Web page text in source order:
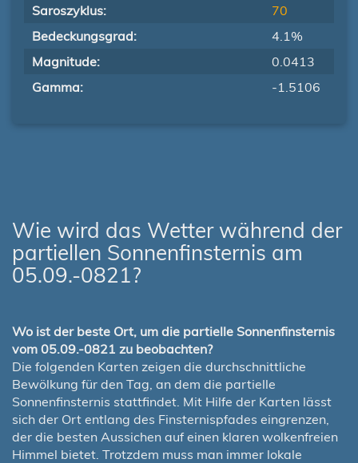
Saroszyklus:
70
Bedeckungsgrad:
4.1%
Magnitude:
0.0413
Gamma:
-1.5106
Wie wird das Wetter während der
partiellen Sonnenfinsternis am
05.09.-0821?
Wo ist der beste Ort, um die partielle Sonnenfinsternis
vom 05.09.-0821 zu beobachten?
Die folgenden Karten zeigen die durchschnittliche
Bewölkung für den Tag, an dem die partielle
Sonnenfinsternis stattfindet. Mit Hilfe der Karten lässt
sich der Ort entlang des Finsternispfades eingrenzen,
der die besten Aussichen auf einen klaren wolkenfreien
Himmel bietet. Trotzdem muss man immer lokale